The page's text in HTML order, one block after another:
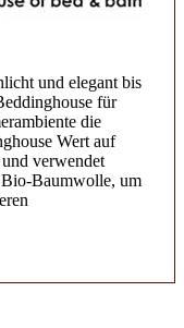
und elegant bis
für
die
Wert auf
verwendet
Baumwolle, um